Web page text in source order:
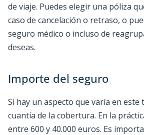
de viaje. Puedes elegir una póliza
caso de cancelación o retraso, o
seguro médico o incluso de
deseas.
Importe del seguro
Si hay un aspecto que varía en este
cuantía de la cobertura. En la
entre 600 y 40.000 euros. Es